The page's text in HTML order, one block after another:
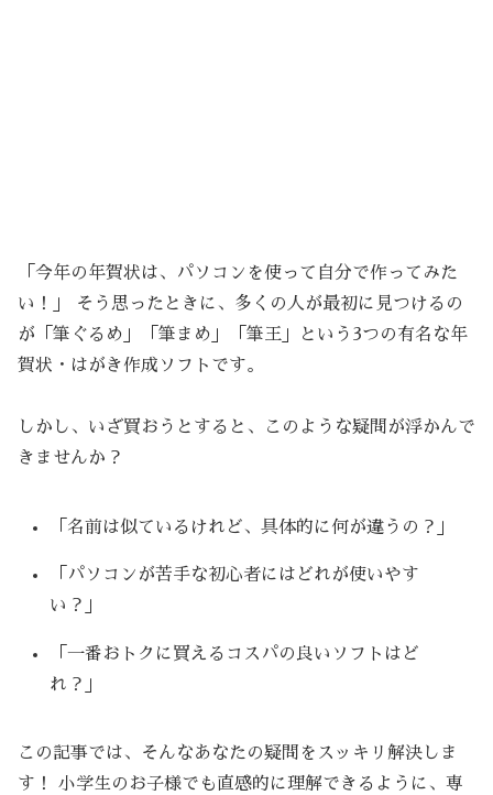
「今年の年賀状は、パソコンを使って自分で作ってみた
い！」 そう思ったときに、多くの人が最初に見つけるの
が「筆ぐるめ」「筆まめ」「筆王」という3つの有名な年
賀状・はがき作成ソフトです。
しかし、いざ買おうとすると、このような疑問が浮かんで
きませんか？
「名前は似ているけれど、具体的に何が違うの？」
「パソコンが苦手な初心者にはどれが使いやす
い？」
「一番おトクに買えるコスパの良いソフトはど
れ？」
この記事では、そんなあなたの疑問をスッキリ解決しま
す！ 小学生のお子様でも直感的に理解できるように、専